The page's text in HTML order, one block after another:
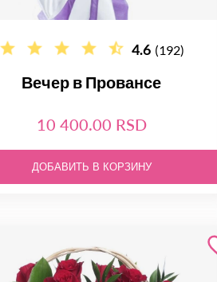
4.6 (192)
Вечер в Провансе
10 400.00 RSD
ДОБАВИТЬ В КОРЗИНУ